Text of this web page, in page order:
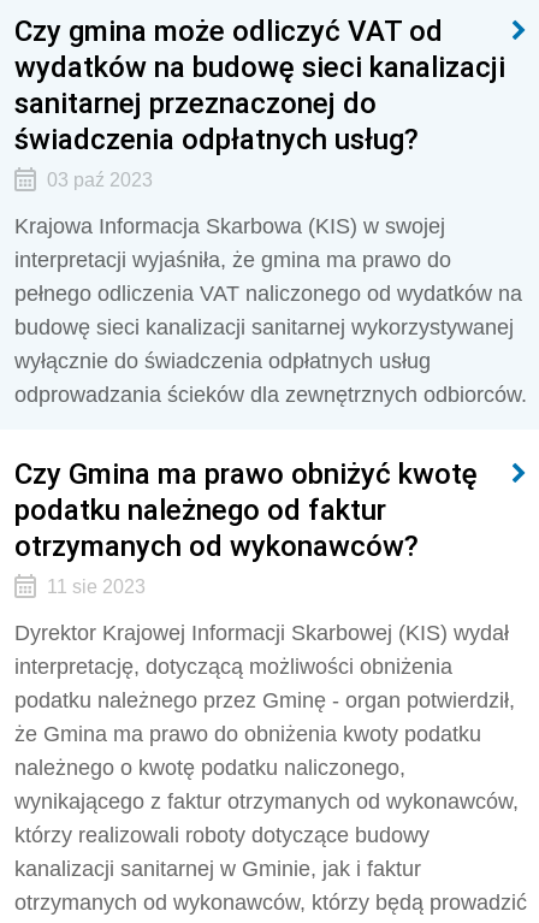
Czy gmina może odliczyć VAT od
wydatków na budowę sieci kanalizacji
sanitarnej przeznaczonej do
świadczenia odpłatnych usług?
03 paź 2023
Krajowa Informacja Skarbowa (KIS) w swojej
interpretacji wyjaśniła, że gmina ma prawo do
pełnego odliczenia VAT naliczonego od wydatków na
budowę sieci kanalizacji sanitarnej wykorzystywanej
wyłącznie do świadczenia odpłatnych usług
odprowadzania ścieków dla zewnętrznych odbiorców.
Czy Gmina ma prawo obniżyć kwotę
podatku należnego od faktur
otrzymanych od wykonawców?
11 sie 2023
Dyrektor Krajowej Informacji Skarbowej (KIS) wydał
interpretację, dotyczącą możliwości obniżenia
podatku należnego przez Gminę - organ potwierdził,
że Gmina ma prawo do obniżenia kwoty podatku
należnego o kwotę podatku naliczonego,
wynikającego z faktur otrzymanych od wykonawców,
którzy realizowali roboty dotyczące budowy
kanalizacji sanitarnej w Gminie, jak i faktur
otrzymanych od wykonawców, którzy będą prowadzić